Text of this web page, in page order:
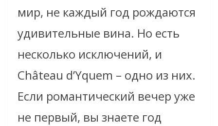
мир, не каждый год рождаются
удивительные вина. Но есть
несколько исключений, и
Château d’Yquem – одно из них.
Если романтический вечер уже
не первый, вы знаете год